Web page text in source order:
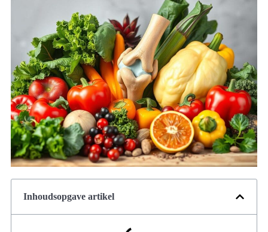
Inhoudsopgave artikel